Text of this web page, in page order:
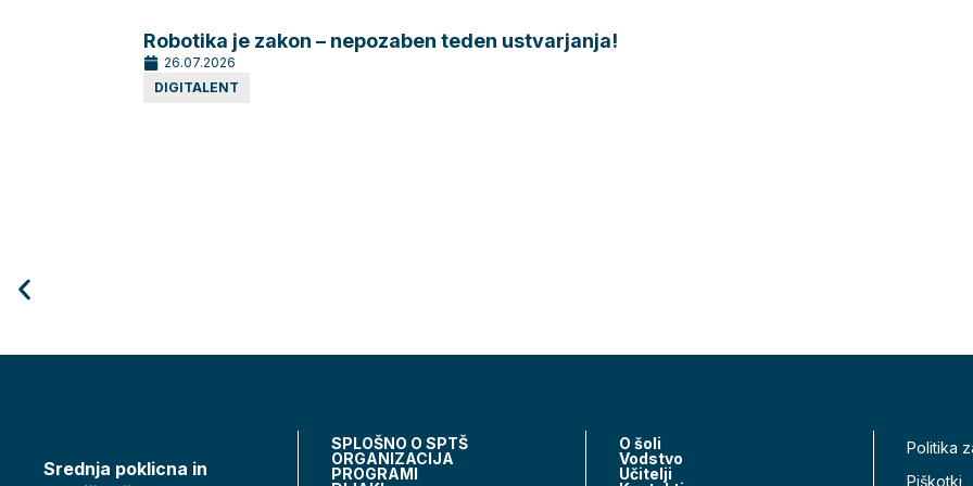
Robotika je zakon – nepozaben teden ustvarjanja!
26.07.2026
DIGITALENT
Srednja poklicna in
SPLOŠNO O SPTŠ
ORGANIZACIJA
PROGRAMI
O šoli
Vodstvo
Učitelji
Politika
Piškotki